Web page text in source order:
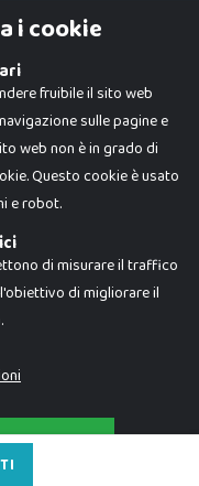
riproduzione o utilizzo non
da quanto esposto in
i.v.
i cookie
fruibile il sito web
sulle pagine e
web non è in grado di
Questo cookie è usato
e robot.
di misurare il traffico
di migliorare il
TUTTO